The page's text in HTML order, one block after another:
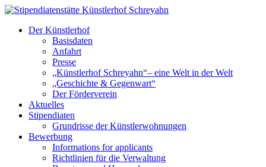
Der Künstlerhof
Basisdaten
Anfahrt
Presse
„Künstlerhof Schreyahn“– eine Welt in der Welt
„Geschichte & Gegenwart“
Der Förderverein
Aktuelles
Stipendiaten
Grundrisse der Künstlerwohnungen
Bewerbung
Informations for applicants
Richtlinien für die Verwaltung